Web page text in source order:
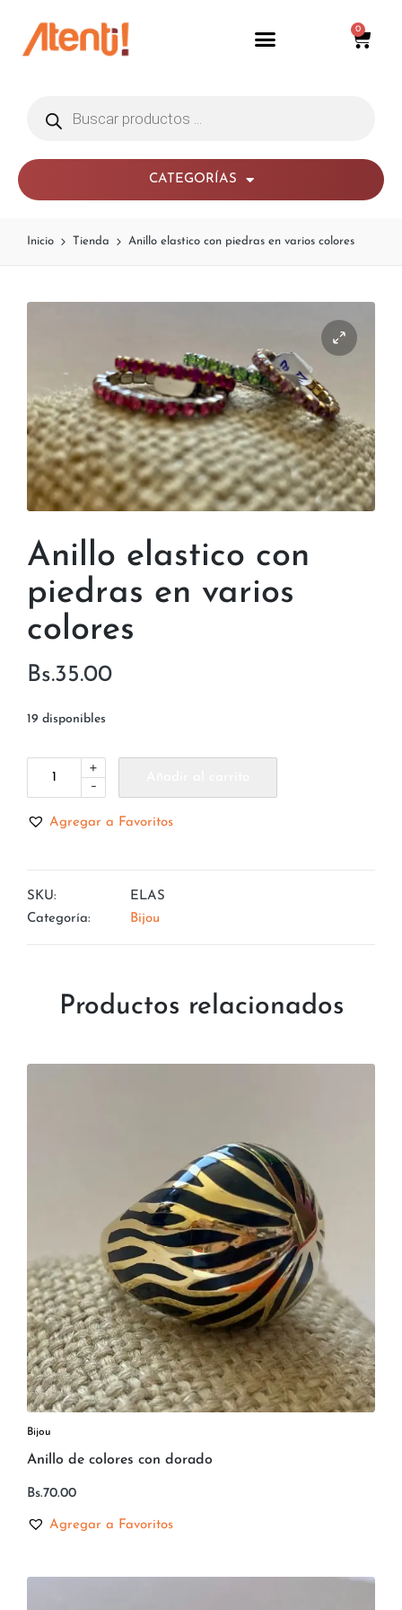
0
CATEGORÍAS
Inicio Tienda Anillo elastico con piedras en varios colores
Anillo elastico con
piedras en varios
colores
Bs.35.00
19 disponibles
-
+
Agregar a Favoritos
SKU:
ELAS
Categoría:
Bijou
Productos relacionados
Bijou
Anillo de colores con dorado
Bs.70.00
Agregar a Favoritos